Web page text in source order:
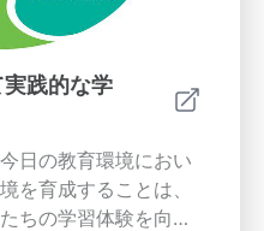
の将来のトレンドに
理解しましょう。多
協力を促進するこれ
って、従来の学習を
ましょう。今すぐイ
命に参加しましょ
践的な学
日の教育環境におい
を育成することは、
ちの学習体験を向上